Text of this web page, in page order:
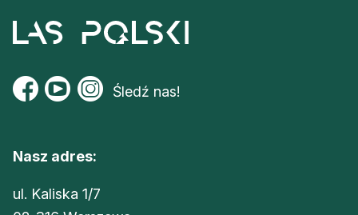
Śledź nas!
Nasz adres:
ul. Kaliska 1/7